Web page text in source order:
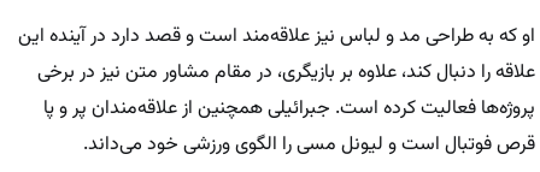
او که به طراحی مد و لباس نیز علاقه‌مند است و قصد دارد در آینده این
علاقه را دنبال کند، علاوه بر بازیگری، در مقام مشاور متن نیز در برخی
پروژه‌ها فعالیت کرده است. جبرائیلی همچنین از علاقه‌مندان پر و پا
قرص فوتبال است و لیونل مسی را الگوی ورزشی خود می‌داند.